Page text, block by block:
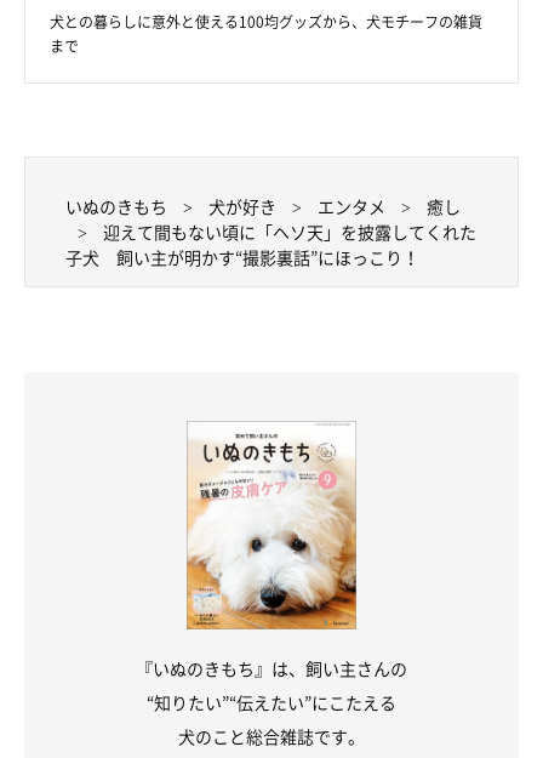
分の意思がちゃんとあるんだなぁ」 と感じるという飼い主さん。
『いけないことだよ』ということを伝えると、モカは申し訳
なさそうにフセをしたり、その後に遊びの延長で噛みそうになっ
犬との暮らしに意外と使える100均グッズから、犬モチーフの雑貨
まで
いぬのきもち 犬が好き エンタメ
癒し
迎えて間もない頃に「ヘソ天」を披露してくれた
子犬 飼い主が明かす“撮影裏話”にほっこり！
『いぬのきもち』は、飼い主さんの
“知りたい”“伝えたい”にこたえる
犬のこと総合雑誌です。